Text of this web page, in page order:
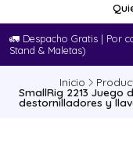
🚛​ Despacho Gratis | Por
Stand & Maletas)
Inicio
SmallRig 2213 Juego
destornilladores y